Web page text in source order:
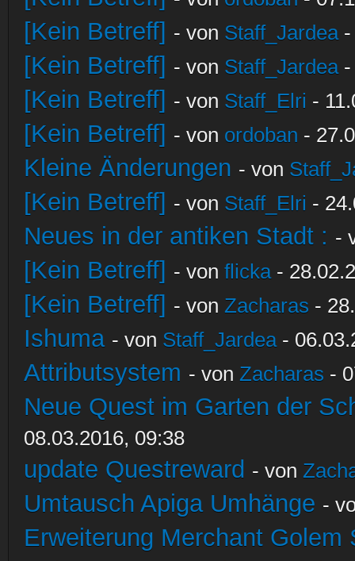
[Kein Betreff] - von Staff_Jardea-
[Kein Betreff] - von Staff_Jardea-
[Kein Betreff] - von Staff_Elri -
[Kein Betreff] - von ordoban -
Kleine Änderungen - von
[Kein Betreff] - von Staff_Elri -
Neues in der antiken Stadt : -
[Kein Betreff] - von flicka-
[Kein Betreff] - von Zacharas -
Ishuma - von Staff_Jardea-
Attributsystem - von Zacharas -
Neue Quest im Garten der
08.03.2016, 09:38
update Questreward - von
Umtausch Apiga Umhänge -
Erweiterung Merchant Golem